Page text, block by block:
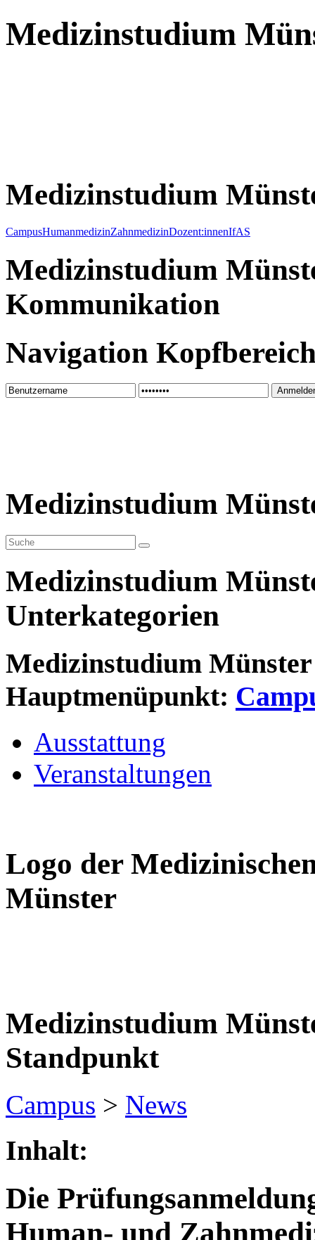
Medizinstudium
Medizinstudium
CampusHumanmedizinZahnmedizinDozent:innenIfAS
Medizinstudium
Kommunikation
Navigation
Medizinstudium
Medizinstudium
Unterkategorien
Medizinstudium
Hauptmenüpunkt:
Ausstattung
Veranstaltungen
Logo der
Münster
Medizinstudium
Standpunkt
Campus > News
Inhalt:
Die
Human- und